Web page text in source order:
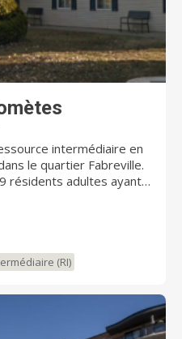
intermédiaire en
le quartier Fabreville.
résidents adultes ayant
(RI)